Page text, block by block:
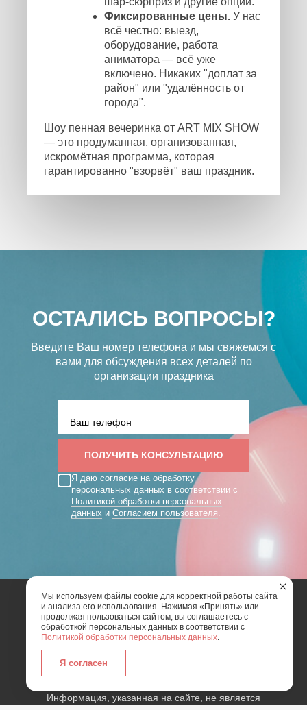
Фиксированные цены. У нас
всё честно: выезд,
оборудование, работа
аниматора — всё уже
включено. Никаких "доплат за
район" или "удалённость от
города".
Шоу пенная вечеринка от ART MIX SHOW
— это продуманная, организованная,
искромётная программа, которая
гарантированно "взорвёт" ваш праздник.
ОСТАЛИСЬ ВОПРОСЫ?
Введите Ваш номер телефона и мы свяжемся с
вами для обсуждения всех деталей по
организации праздника
Я даю согласие на обработку
персональных данных в соответствии с
Политикой обработки персональных
данных и Согласием пользователя
2026 | Art Mix Show - творческая группа
Согласие пользователя сайта на обработку
персональных данных
Информация, указанная на сайте, не является
Мы используем файлы cookie для корректной работы сайта
и анализа его использования. Нажимая «Принять» или
продолжая пользоваться сайтом, вы соглашаетесь с
обработкой персональных данных в соответствии с
Политикой обработки персональных данных.
Я согласен